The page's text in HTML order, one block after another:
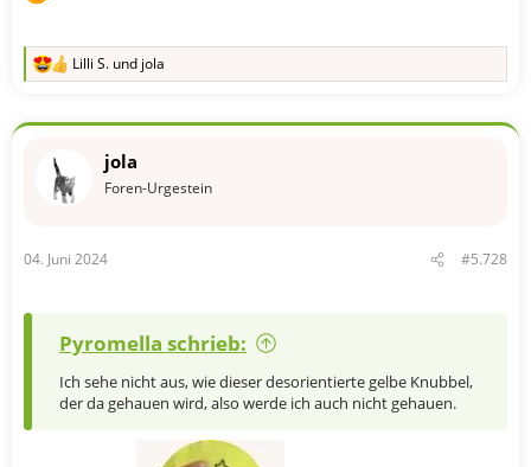
R
k
:
Lilli S. und jola
jola
Foren-Urgestein
04. Juni 2024 #5.728
Pyromella schrieb:
Ich sehe nicht aus, wie dieser desorientierte gelbe Knubbel,
der da gehauen wird, also werde ich auch nicht gehauen.